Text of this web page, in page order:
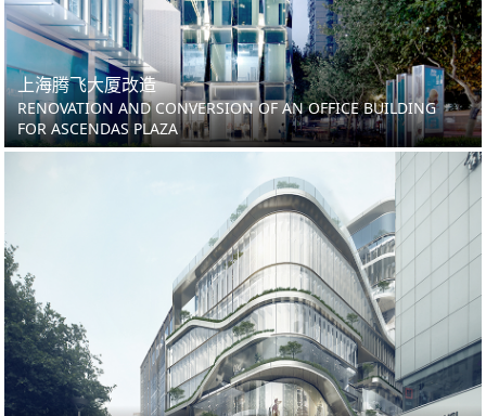
上海腾飞大厦改造
RENOVATION AND CONVERSION OF AN OFFICE BUILDING
FOR ASCENDAS PLAZA